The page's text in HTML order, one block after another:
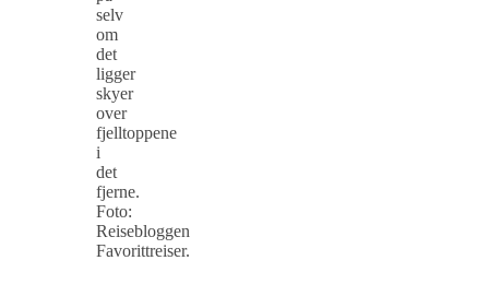
selv
om
det
ligger
skyer
over
fjelltoppene
i
det
fjerne.
Foto:
Reisebloggen
Favorittreiser.